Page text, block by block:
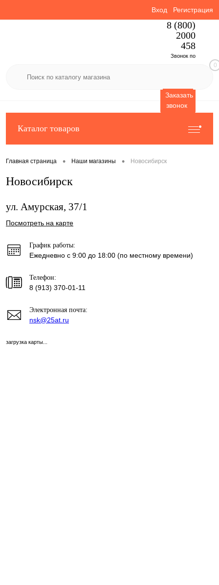
Вход Регистрация
8 (800)
2000
458
Звонок по
Заказать
звонок
0
Каталог товаров
Главная страница • Наши магазины • Новосибирск
Новосибирск
ул. Амурская, 37/1
Посмотреть на карте
График работы:
Ежедневно с 9:00 до 18:00 (по местному времени)
Телефон:
8 (913) 370-01-11
Электронная почта:
nsk@25at.ru
загрузка карты...